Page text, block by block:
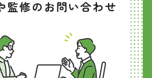
監修のお問い合わせ